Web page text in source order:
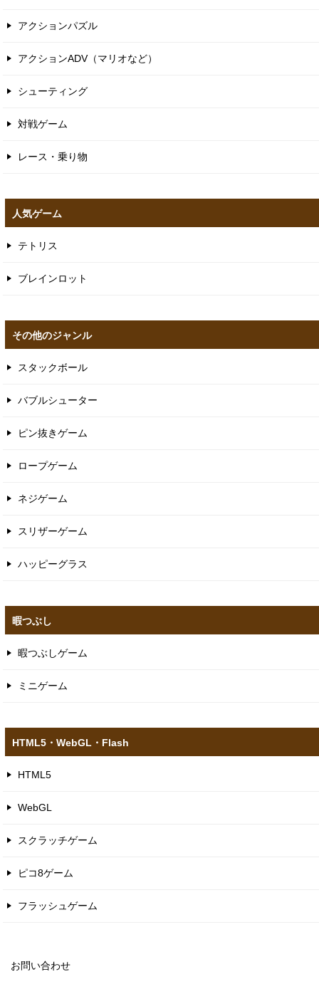
アクションパズル
アクションADV（マリオなど）
シューティング
対戦ゲーム
レース・乗り物
人気ゲーム
テトリス
ブレインロット
その他のジャンル
スタックボール
バブルシューター
ピン抜きゲーム
ロープゲーム
ネジゲーム
スリザーゲーム
ハッピーグラス
暇つぶし
暇つぶしゲーム
ミニゲーム
HTML5​・WebGL​・Flash
HTML5
WebGL
スクラッチゲーム
ピコ8ゲーム
フラッシュゲーム
お問い合わせ